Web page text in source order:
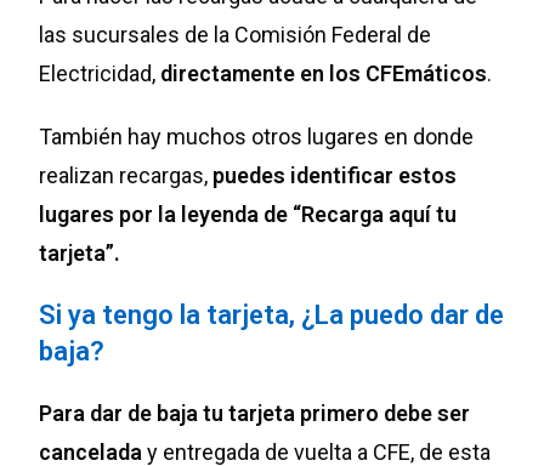
las sucursales de la Comisión Federal de
Electricidad, directamente en los CFEmáticos.
También hay muchos otros lugares en donde
realizan recargas, puedes identificar estos
lugares por la leyenda de “Recarga aquí tu
tarjeta”.
Si ya tengo la tarjeta, ¿La puedo dar de
baja?
Para dar de baja tu tarjeta primero debe ser
cancelada y entregada de vuelta a CFE, de esta